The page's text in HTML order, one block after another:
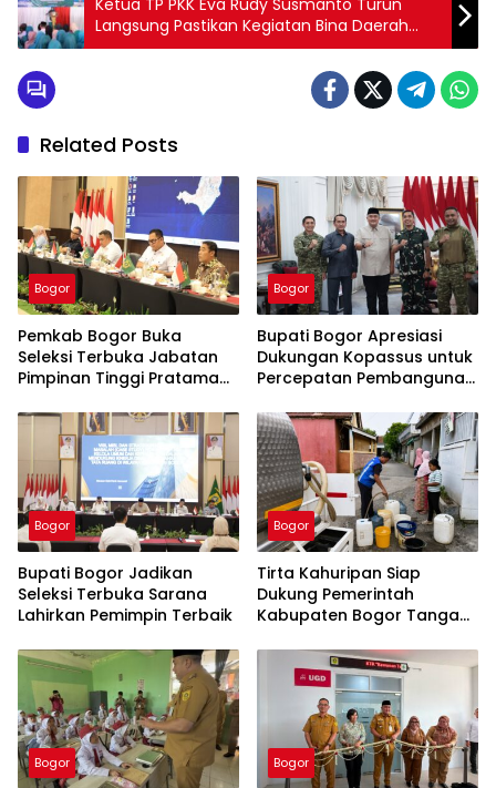
Langsung Pastikan Kegiatan Bina Daerah
Berjalan Baik
Related Posts
Bogor
Pemkab Bogor Buka
Seleksi Terbuka Jabatan
Pimpinan Tinggi Pratama
Bogor
Bupati Bogor Apresiasi
Dukungan Kopassus untuk
Percepatan Pembangunan
Bogor
Bupati Bogor Jadikan
Seleksi Terbuka Sarana
Lahirkan Pemimpin Terbaik
Bogor
Tirta Kahuripan Siap
Dukung Pemerintah
Kabupaten Bogor Tangani
Bogor Bogor